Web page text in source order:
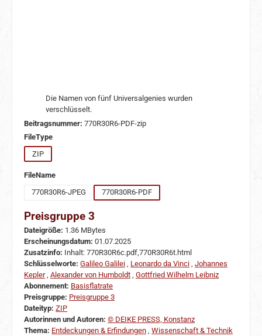
Die Namen von fünf Universalgenies wurden
verschlüsselt.
Beitragsnummer: 770R30R6-PDF-zip
FileTypeauswählen
ZIP
FileNameauswählen
770R30R6-JPEG
770R30R6-PDF
Preisgruppe 3
Dateigröße: 1.36 MBytes
Erscheinungsdatum: 01.07.2025
Zusatzinfo: Inhalt: 770R30R6c.pdf,770R30R6t.html
Schlüsselworte: Galileo Galilei Leonardo da Vinci Johannes
Kepler, Alexander von Humboldt Gottfried Wilhelm Leibniz
Abonnement: Basisflatrate
Preisgruppe: Preisgruppe 3
Dateityp: ZIP
Autorinnen und Autoren: © DEIKE PRESS, Konstanz
Thema: Entdeckungen & Erfindungen Wissenschaft & Technik